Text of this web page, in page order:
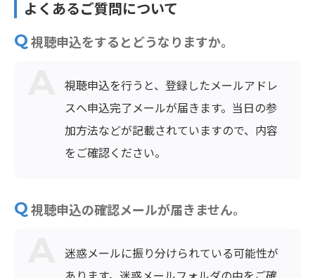
よくあるご質問について
視聴申込をするとどうなりますか。
視聴申込を行うと、登録したメールアドレ
スへ申込完了メールが届きます。当日の参
加方法などが記載されていますので、内容
をご確認ください。
視聴申込の確認メールが届きません。
迷惑メールに振り分けられている可能性が